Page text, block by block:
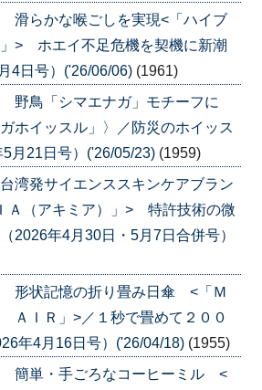
滑らかな喉ごしを実現<「ハイブ
> ホエイ不足危機を契機に新潮
4日号）('26/06/06) (1961)
野鳥「シマエナガ」モチーフに
ホイッスル」〉／防災のホイッス
月21日号）('26/05/23) (1959)
湾発サイエンススキンケアブラン
Ａ（アキミア）」> 特許技術の微
2026年4月30日・5月7日合併号）
形状記憶の折り畳み日傘 <「Ｍ
ＡＩＲ」>／１秒で畳めて２００
年4月16日号）('26/04/18) (1955)
簡単・手ごろなコーヒーミル <